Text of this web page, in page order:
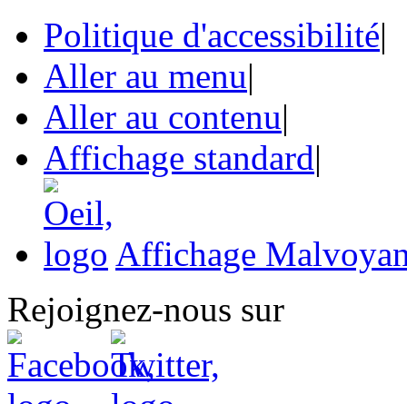
Politique d'accessibilité|
Aller au menu|
Aller au contenu|
Affichage standard|
Affichage
Rejoignez-nous sur